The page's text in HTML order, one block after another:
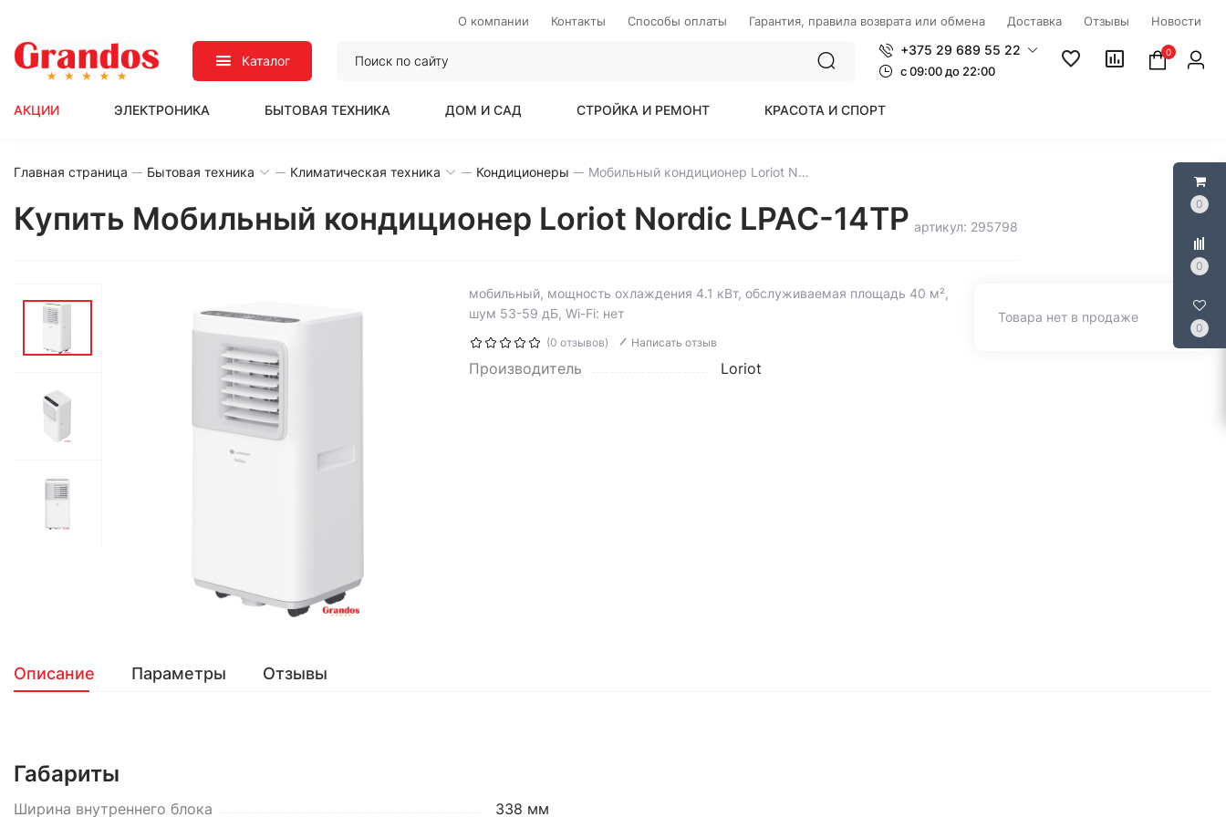
0
0
0
О компании Контакты Способы оплаты Гарантия, правила возврата или обмена Доставка Отзывы Новости
Каталог
+375 29 689 55 22
c 09:00 до 22:00
0
АКЦИИ ЭЛЕКТРОНИКА БЫТОВАЯ ТЕХНИКА ДОМ И САД СТРОЙКА И РЕМОНТ КРАСОТА И СПОРТ
Главная страница Бытовая техника Климатическая техника Кондиционеры Мобильный кондиционер Loriot Nordic LPAC-14TP
Купить Мобильный кондиционер Loriot Nordic LPAC-14TP артикул: 295798
мобильный, мощность охлаждения 4.1 кВт, обслуживаемая площадь 40 м²,
шум 53-59 дБ, Wi-Fi: нет
(0 отзывов) Написать отзыв
Производитель Loriot
Товара нет в продаже
Описание Параметры Отзывы
Габариты
Ширина внутреннего блока 338 мм